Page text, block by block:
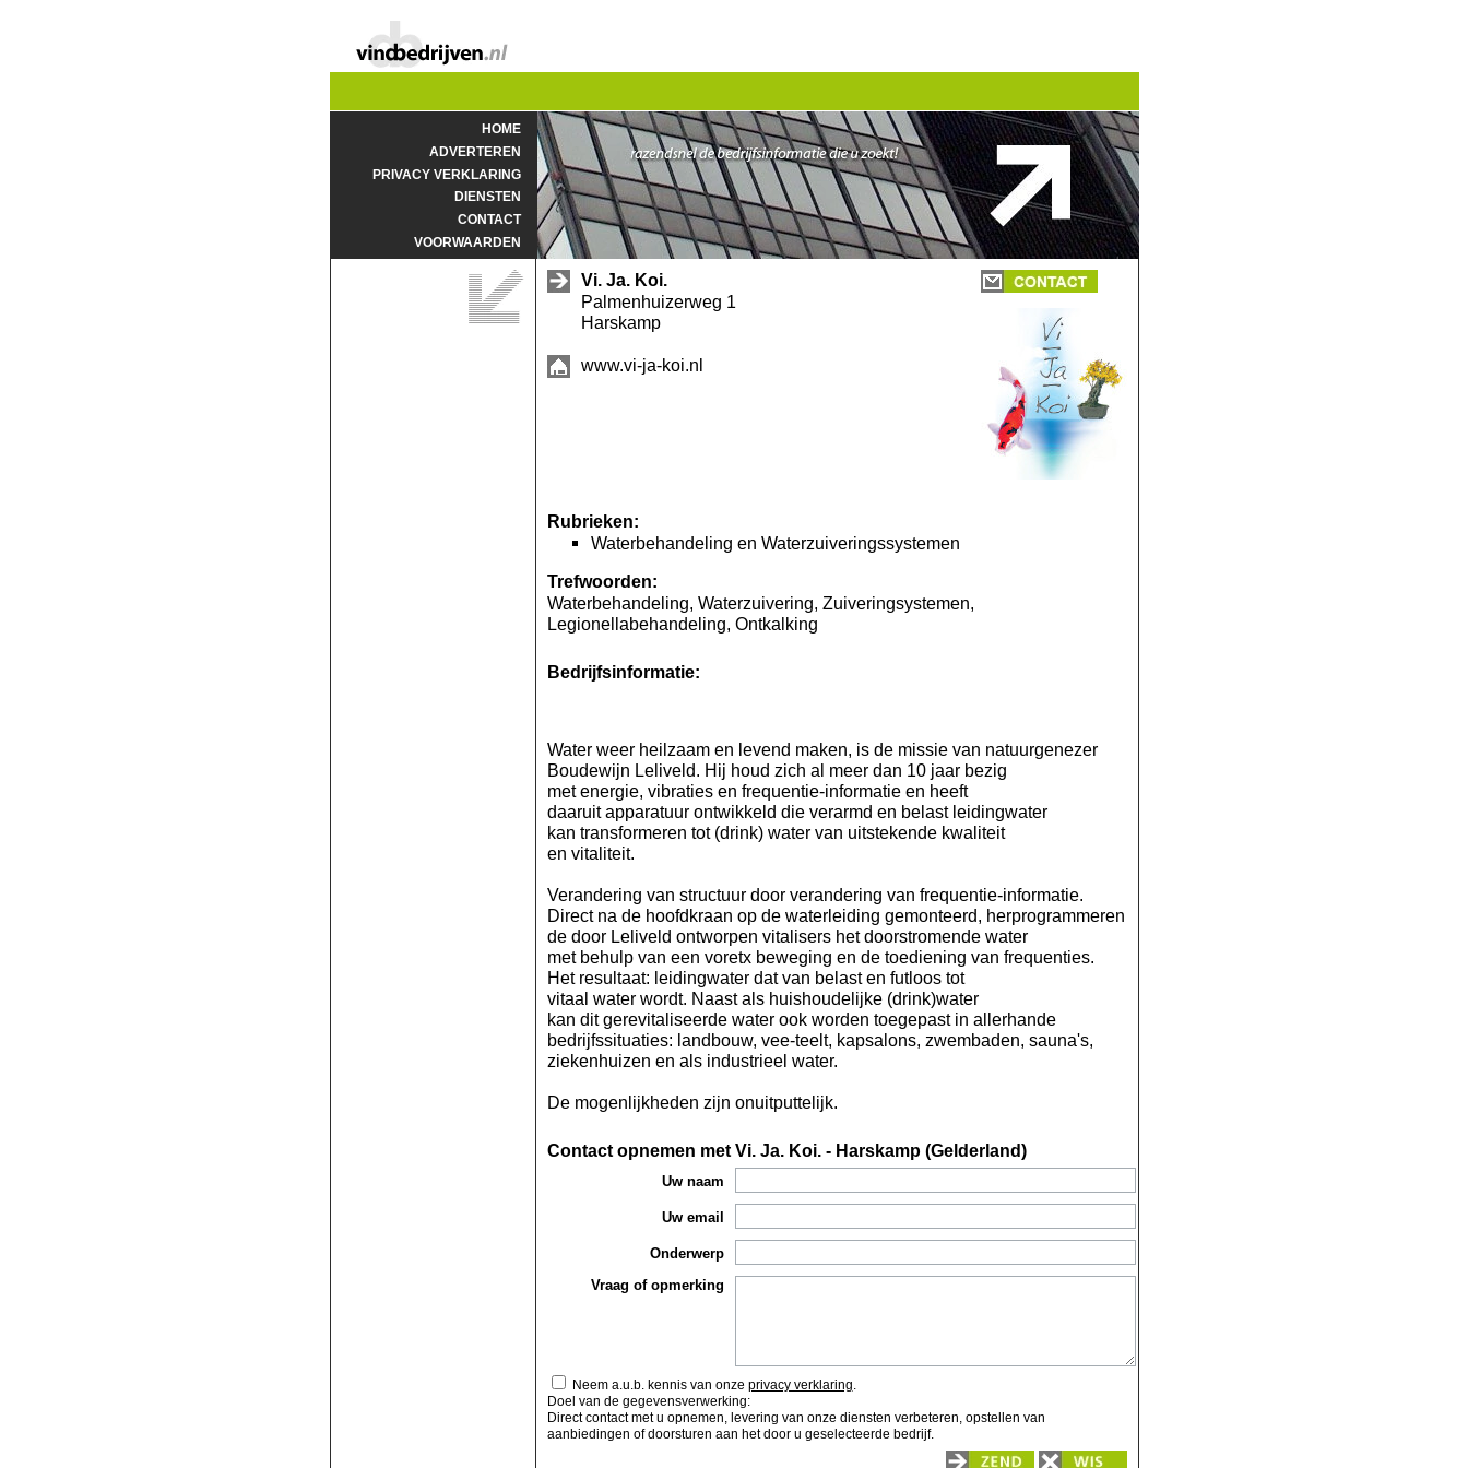
HOME
ADVERTEREN
PRIVACY VERKLARING
DIENSTEN
CONTACT
VOORWAARDEN
Vi. Ja. Koi.
Palmenhuizerweg 1
Harskamp
www.vi-ja-koi.nl
Rubrieken:
Waterbehandeling en Waterzuiveringssystemen
Trefwoorden:
Waterbehandeling, Waterzuivering, Zuiveringsystemen,
Legionellabehandeling, Ontkalking
Bedrijfsinformatie:
Water weer heilzaam en levend maken, is de missie van natuurgenezer
Boudewijn Leliveld. Hij houd zich al meer dan 10 jaar bezig
met energie, vibraties en frequentie-informatie en heeft
daaruit apparatuur ontwikkeld die verarmd en belast leidingwater
kan transformeren tot (drink) water van uitstekende kwaliteit
en vitaliteit.
Verandering van structuur door verandering van frequentie-informatie.
Direct na de hoofdkraan op de waterleiding gemonteerd, herprogrammeren
de door Leliveld ontworpen vitalisers het doorstromende water
met behulp van een voretx beweging en de toediening van frequenties.
Het resultaat: leidingwater dat van belast en futloos tot
vitaal water wordt. Naast als huishoudelijke (drink)water
kan dit gerevitaliseerde water ook worden toegepast in allerhande
bedrijfssituaties: landbouw, vee-teelt, kapsalons, zwembaden, sauna's,
ziekenhuizen en als industrieel water.
De mogenlijkheden zijn onuitputtelijk.
Contact opnemen met Vi. Ja. Koi. - Harskamp (Gelderland)
Uw naam
Uw email
Onderwerp
Vraag of opmerking
Neem a.u.b. kennis van onze privacy verklaring.
Doel van de gegevensverwerking:
Direct contact met u opnemen, levering van onze diensten verbeteren, opstellen van
aanbiedingen of doorsturen aan het door u geselecteerde bedrijf.
Zend
Wis